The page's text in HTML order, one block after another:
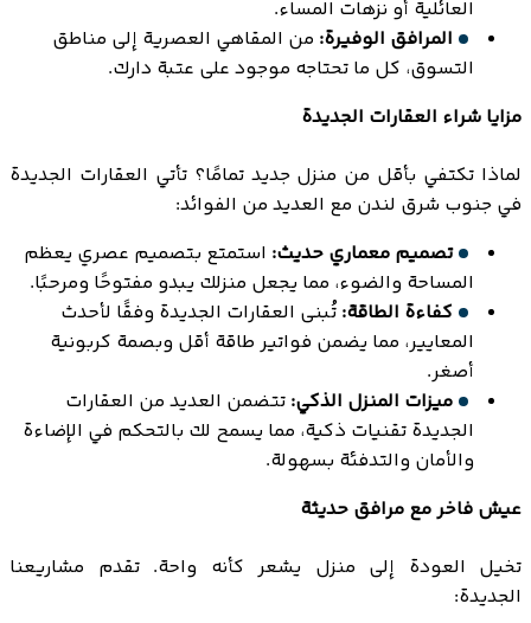
العائلية أو نزهات المساء.
المرافق الوفيرة: من المقاهي العصرية إلى مناطق
التسوق، كل ما تحتاجه موجود على عتبة دارك.
مزايا شراء العقارات الجديدة
لماذا تكتفي بأقل من منزل جديد تمامًا؟ تأتي العقارات الجديدة
في جنوب شرق لندن مع العديد من الفوائد:
تصميم معماري حديث: استمتع بتصميم عصري يعظم
المساحة والضوء، مما يجعل منزلك يبدو مفتوحًا ومرحبًا.
كفاءة الطاقة: تُبنى العقارات الجديدة وفقًا لأحدث
المعايير، مما يضمن فواتير طاقة أقل وبصمة كربونية
أصغر.
ميزات المنزل الذكي: تتضمن العديد من العقارات
الجديدة تقنيات ذكية، مما يسمح لك بالتحكم في الإضاءة
والأمان والتدفئة بسهولة.
عيش فاخر مع مرافق حديثة
تخيل العودة إلى منزل يشعر كأنه واحة. تقدم مشاريعنا
الجديدة: